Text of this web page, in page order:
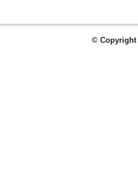
© Copyright